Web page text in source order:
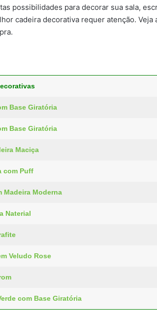
possibilidades para decorar sua sala,
cadeira decorativa requer atenção. Veja
Base Giratória
Base Giratória
Maciça
com Puff
Madeira Moderna
Naterial
Veludo Rose
com Base Giratória